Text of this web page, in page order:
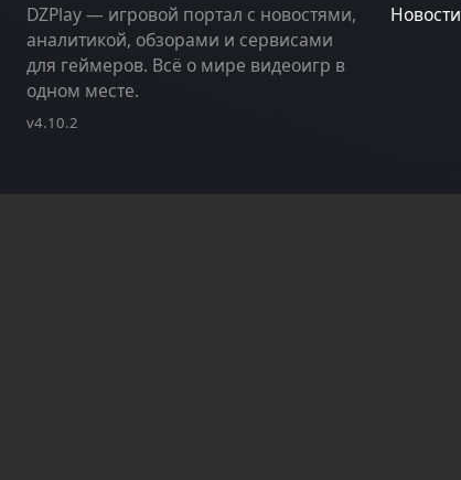
DZPlay — игровой портал с новостями,
аналитикой, обзорами и сервисами
для геймеров. Всё о мире видеоигр в
одном месте.
v4.10.2
Новости